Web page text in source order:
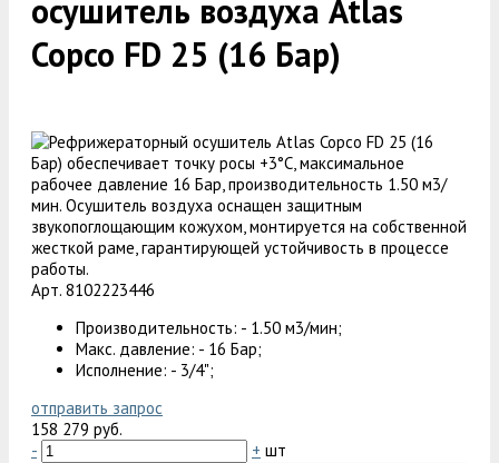
осушитель воздуха Atlas
Copco FD 25 (16 Бар)
Арт. 8102223446
Производительность: - 1.50 м3/мин;
Макс. давление: - 16 Бар;
Исполнение: - 3/4";
отправить запрос
158 279 руб.
-
+ шт